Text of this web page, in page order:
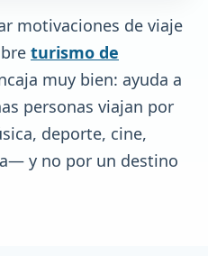
motivaciones de viaje
turismo de
muy bien: ayuda a
personas viajan por
deporte, cine,
y no por un destino